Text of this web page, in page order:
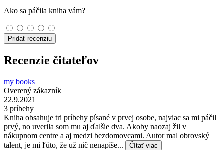
Ako sa páčila kniha vám?
Pridať recenziu
Recenzie čitateľov
my books
Overený zákazník
22.9.2021
3 príbehy
Kniha obsahuje tri príbehy písané v prvej osobe, najviac sa mi páčil
prvý, no uverila som mu aj ďalšie dva. Akoby naozaj žil v
nákupnom centre a aj medzi bezdomovcami. Autor mal obrovský
talent, je mi ľúto, že už nič nenapíše...
Čítať viac